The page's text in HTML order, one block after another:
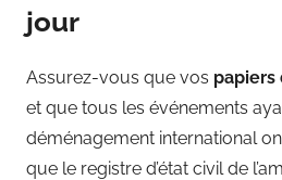
jour
Assurez-vous que vos papiers
et que tous les événements
déménagement international
que le registre d’état civil de